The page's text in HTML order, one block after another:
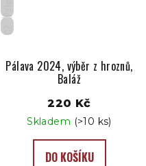
CZ
Pálava 2024, výběr z hroznů,
Baláž
220 Kč
Skladem (>10 ks)
DO KOŠÍKU